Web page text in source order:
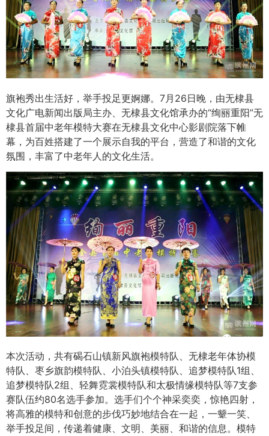
旗袍秀出生活好，举手投足更婀娜。7月26日晚，由无棣县
文化广电新闻出版局主办、无棣县文化馆承办的“绚丽重阳”无
棣县首届中老年模特大赛在无棣县文化中心影剧院落下帷
幕，为百姓搭建了一个展示自我的平台，营造了和谐的文化
氛围，丰富了中老年人的文化生活。
本次活动，共有碣石山镇新风旗袍模特队、无棣老年体协模
特队、枣乡旗韵模特队、小泊头镇模特队、追梦模特队1组、
追梦模特队2组、轻舞霓裳模特队和太极情缘模特队等7支参
赛队伍约80名选手参加。选手们个个神采奕奕，惊艳四射，
将高雅的模特和创意的步伐巧妙地结合在一起，一颦一笑、
举手投足间，传递着健康、文明、美丽、和谐的信息。模特